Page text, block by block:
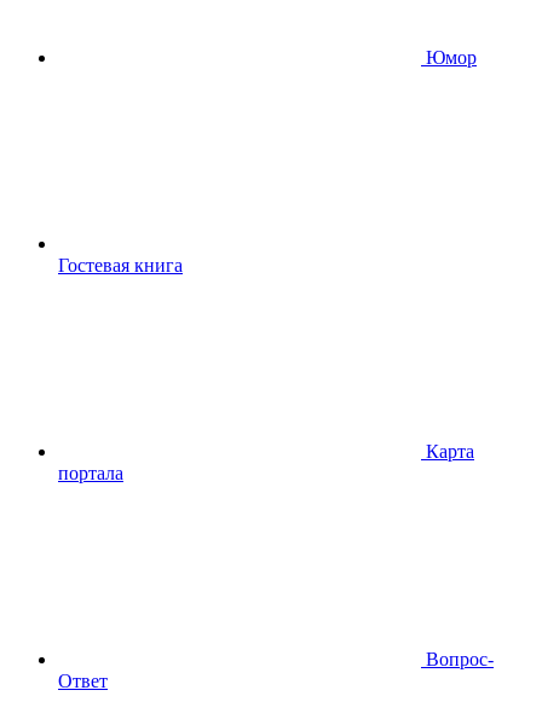
Юмор
Гостевая книга
Карта
портала
Вопрос-
Ответ